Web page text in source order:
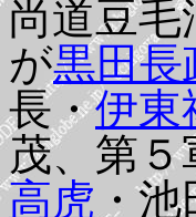
尚道豆
が黒田長
長・伊東
茂、第５
高虎 ・